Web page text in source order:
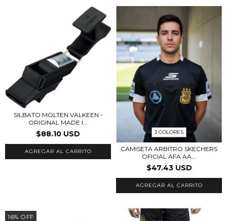
SILBATO MOLTEN VALKEEN -
ORIGINAL MADE I...
$88.10 USD 3 COLORES
CAMISETA ARBITRO SKECHERS
OFICIAL AFA AA...
$47.43 USD
AGREGAR AL CARRITO
16% OFF